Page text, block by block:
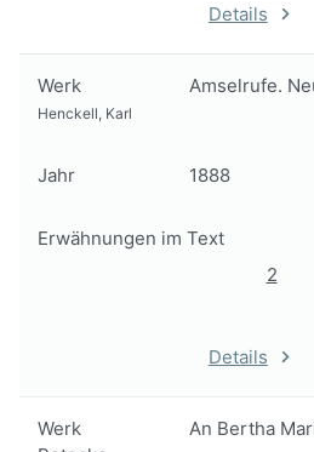
Details
Werk Amselrufe.
Henckell, Karl
Jahr 1888
Erwähnungen im Text
2
Details
Werk
An Bertha